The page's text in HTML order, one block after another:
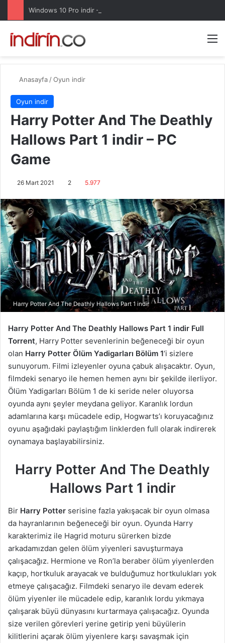
Windows 10 Pro indir – Türkçe – Güncel 2025
Anasayfa /Oyun indir
Oyun indir
Harry Potter And The Deathly
Hallows Part 1 indir – PC
Game
26 Mart 2021 2 5.977
Harry Potter And The Deathly Hallows Part 1 indir
Harry Potter And The Deathly Hallows Part 1 indir Full
Torrent, Harry Potter sevenlerinin beğeneceği bir oyun
olan Harry Potter Ölüm Yadigarları Bölüm 1‘i sizlere
sunuyorum. Filmi izleyenler oyuna çabuk alışacaktır. Oyun,
filmdeki senaryo ile hemen hemen aynı bir şekilde ilerliyor.
Ölüm Yadigarları Bölüm 1 de ki seride neler oluyorsa
oyunda aynı şeyler meydana geliyor. Karanlık lordun
adamlarına karşı mücadele edip, Hogwarts’ı koruyacağınız
oyunu aşağıdaki paylaştığım linklerden full olarak indirerek
oynamaya başlayabilirsiniz.
Harry Potter And The Deathly
Hallows Part 1 indir
Bir Harry Potter serisine fazla yakışacak bir oyun olmasa
da hayranlarının beğeneceği bir oyun. Oyunda Harry
karakterimiz ile Hagrid moturu sürerken bizde
arkadamızdan gelen ölüm yiyenleri savuşturmaya
çalışacağız. Hermione ve Ron’la beraber ölüm yiyenlerden
kaçıp, hortkuluk arayacak ve bulduğumuz hortkulukları yok
etmeye çalışacağız. Filmdeki senaryo ile devam ederek
ölüm yiyenler ile mücadele edip, karanlık lordu yıkmaya
çalışarak büyü dünyasını kurtarmaya çalışacağız. Oyunda
size verilen görevleri yerine getirip yeni büyülerin
kilitlerini açarak ölüm yiyenlere karşı savaşmak için